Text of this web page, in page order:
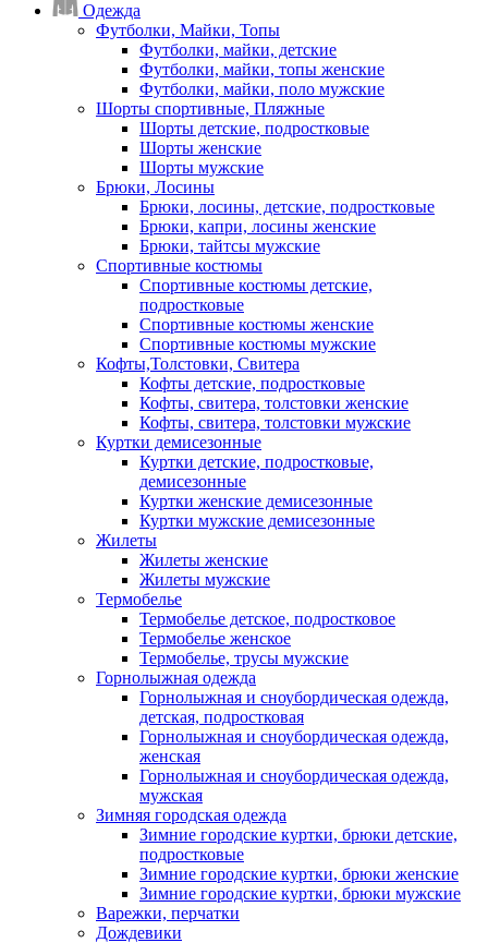
Одежда
Футболки, Майки, Топы
Футболки, майки, детские
Футболки, майки, топы женские
Футболки, майки, поло мужские
Шорты спортивные, Пляжные
Шорты детские, подростковые
Шорты женские
Шорты мужские
Брюки, Лосины
Брюки, лосины, детские, подростковые
Брюки, капри, лосины женские
Брюки, тайтсы мужские
Спортивные костюмы
Спортивные костюмы детские,
подростковые
Спортивные костюмы женские
Спортивные костюмы мужские
Кофты,Толстовки, Свитера
Кофты детские, подростковые
Кофты, свитера, толстовки женские
Кофты, свитера, толстовки мужские
Куртки демисезонные
Куртки детские, подростковые,
демисезонные
Куртки женские демисезонные
Куртки мужские демисезонные
Жилеты
Жилеты женские
Жилеты мужские
Термобелье
Термобелье детское, подростковое
Термобелье женское
Термобелье, трусы мужские
Горнолыжная одежда
Горнолыжная и сноубордическая одежда,
детская, подростковая
Горнолыжная и сноубордическая одежда,
женская
Горнолыжная и сноубордическая одежда,
мужская
Зимняя городская одежда
Зимние городские куртки, брюки детские,
подростковые
Зимние городские куртки, брюки женские
Зимние городские куртки, брюки мужские
Варежки, перчатки
Дождевики